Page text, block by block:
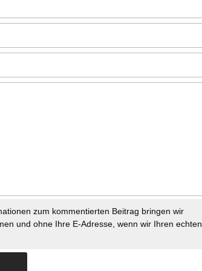
zum kommentierten Beitrag bringen wir
und ohne Ihre E-Adresse, wenn wir Ihren echten